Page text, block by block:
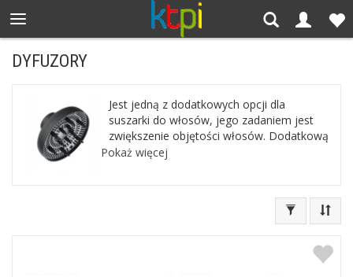
DYFUZORY
Jest jedną z dodatkowych opcji dla
suszarki do włosów, jego zadaniem jest
zwiększenie objętości włosów. Dodatkową
zaletą jest poprawa skrętu włosów
do suszarek marek: Valera, Fox oraz
Pokaż więcej